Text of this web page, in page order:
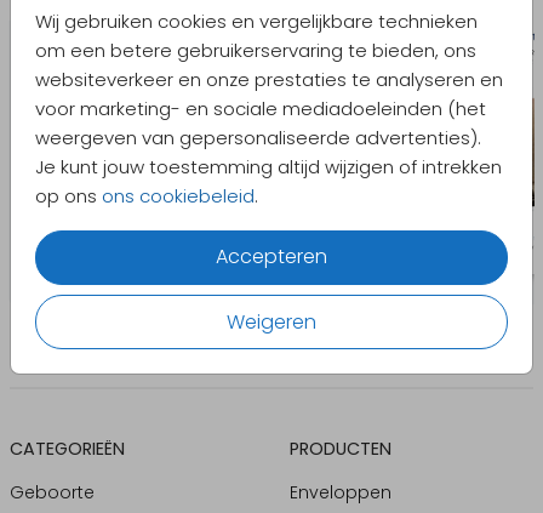
Wij gebruiken cookies en vergelijkbare technieken
om een betere gebruikerservaring te bieden, ons
websiteverkeer en onze prestaties te analyseren en
voor marketing- en sociale mediadoeleinden (het
weergeven van gepersonaliseerde advertenties).
Je kunt jouw toestemming altijd wijzigen of intrekken
op ons ons cookiebeleid.
Accepteren
Weigeren
CATEGORIEËN
Geboorte
PRODUCTEN
Enveloppen